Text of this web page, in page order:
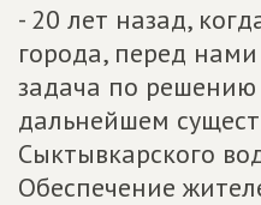
- 20 лет назад,
города, перед
задача по решению
дальнейшем
Сыктывкарского
Обеспечение